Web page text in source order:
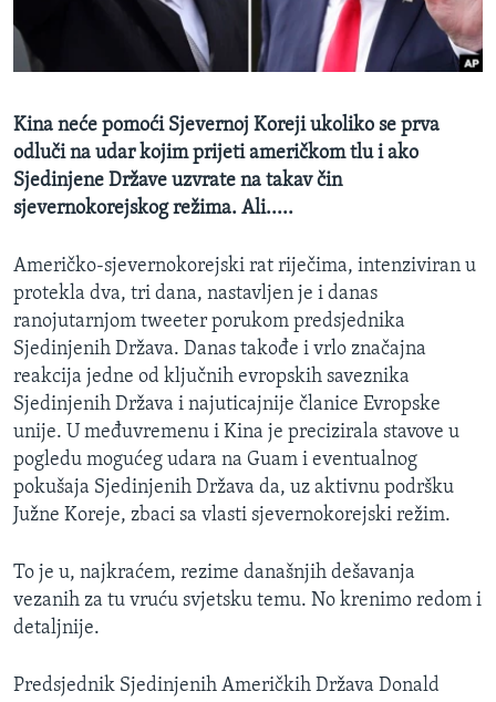
O GLASU AMERIKE
Learning English
PRATITE NAS
Jezici
Kina neće pomoći Sjevernoj Koreji ukoliko se prva
odluči na udar kojim prijeti američkom tlu i ako
Sjedinjene Države uzvrate na takav čin
sjevernokorejskog režima. Ali.....
Američko-sjevernokorejski rat riječima, intenziviran u
protekla dva, tri dana, nastavljen je i danas
ranojutarnjom tweeter porukom predsjednika
Sjedinjenih Država. Danas takođe i vrlo značajna
reakcija jedne od ključnih evropskih saveznika
Sjedinjenih Država i najuticajnije članice Evropske
unije. U međuvremenu i Kina je precizirala stavove u
pogledu mogućeg udara na Guam i eventualnog
pokušaja Sjedinjenih Država da, uz aktivnu podršku
Južne Koreje, zbaci sa vlasti sjevernokorejski režim.
To je u, najkraćem, rezime današnjih dešavanja
vezanih za tu vruću svjetsku temu. No krenimo redom i
detaljnije.
Predsjednik Sjedinjenih Američkih Država Donald